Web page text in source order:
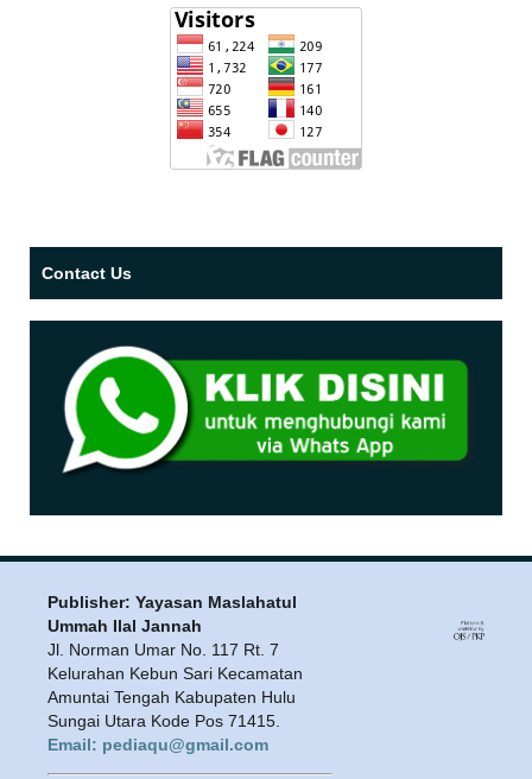
Contact Us
Publisher: Yayasan Maslahatul
Ummah Ilal Jannah
Jl. Norman Umar No. 117 Rt. 7
Kelurahan Kebun Sari Kecamatan
Amuntai Tengah Kabupaten Hulu
Sungai Utara Kode Pos 71415.
Email: pediaqu@gmail.com